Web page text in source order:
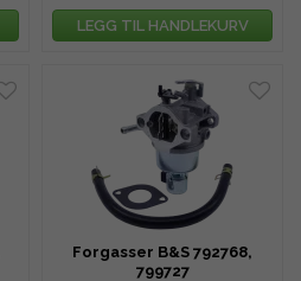
LEGG TIL HANDLEKURV
Forgasser B&S 792768,
799727